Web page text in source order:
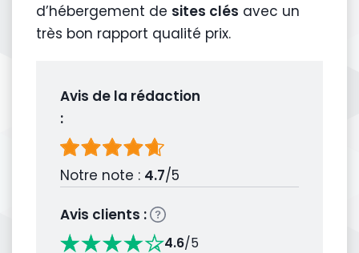
d’hébergement de sites clés avec un
très bon rapport qualité prix.
Avis de la rédaction
:
Notre note : 4.7/5
Avis clients :
4.6/5